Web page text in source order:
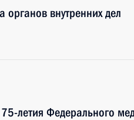
органов внутренних дел
летия Федерального